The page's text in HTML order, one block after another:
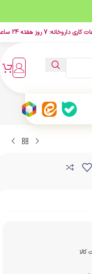
داروخانه: 7 روز هفته 24 ساعت
کالا